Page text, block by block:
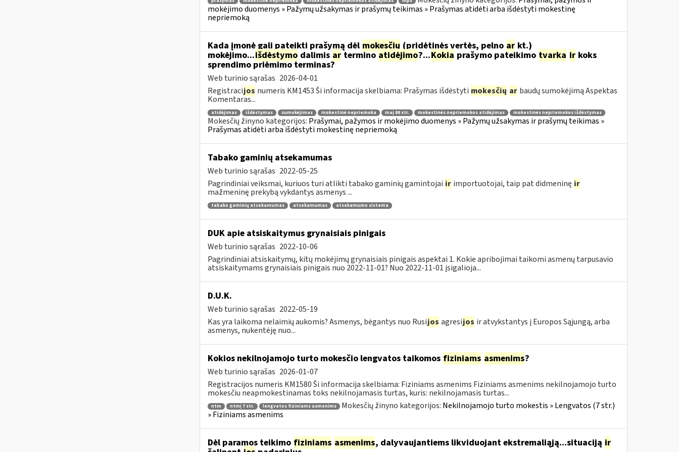
mokėjimo duomenys » Pažymų užsakymas ir prašymų teikimas » Prašymas atidėti arba išdėstyti mokestinę
nepriemoką
Kada įmonė gali pateikti prašymą dėl mokesčių(pridėtinės vertės, pelno arkt.)
mokėjimo...išdėstymo dalimis arterminoatidėjimo?...Kokia prašymo pateikimo tvarka irkoks
sprendimo priėmimo terminas?
Web turinio sąrašas 2026-04-01
Registracijos numeris KM1453 Ši informacija skelbiama: Prašymas išdėstyti mokesčių ar baudų sumokėjimą Aspektas
Komentaras...
atidėjimas išdėstymas sumokėjimas mokestinė nepriemoka maį 88 str. mokestinės nepriemokos atidėjimas mokestinės nepriemokos išdėstymas
Mokesčių žinyno kategorijos: Prašymai, pažymos ir mokėjimo duomenys » Pažymų užsakymas ir prašymų teikimas »
Prašymas atidėti arba išdėstyti mokestinę nepriemoką
Tabako gaminių atsekamumas
Web turinio sąrašas 2022-05-25
Pagrindiniai veiksmai, kuriuos turi atlikti tabako gaminių gamintojai ir importuotojai, taip pat didmeninę ir
mažmeninę prekybą vykdantys asmenys ...
tabako gaminių atsekamumas atsekamumas atsekamumo sistema
DUK apie atsiskaitymus grynaisiais pinigais
Web turinio sąrašas 2022-10-06
Pagrindiniai atsiskaitymų, kitų mokėjimų grynaisiais pinigais aspektai 1. Kokie apribojimai taikomi asmenų tarpusavio
atsiskaitymams grynaisiais pinigais nuo 2022-11-01? Nuo 2022-11-01 įsigalioja...
D.U.K.
Web turinio sąrašas 2022-05-19
Kas yra laikoma nelaimių aukomis? Asmenys, bėgantys nuo Rusijos agresijos ir atvykstantys į Europos Sąjungą, arba
asmenys, nukentėję nuo...
Kokios nekilnojamojo turto mokesčio lengvatos taikomos fiziniams asmenims?
Web turinio sąrašas 2026-01-07
Registracijos numeris KM1580 Ši informacija skelbiama: Fiziniams asmenims Fiziniams asmenims nekilnojamojo turto
mokesčiu neapmokestinamas toks nekilnojamasis turtas, kuris: nekilnojamasis turtas...
ntm ntmį 7 str. lengvatos fiziniams asmenims Mokesčių žinyno kategorijos: Nekilnojamojo turto mokestis » Lengvatos (7 str.)
» Fiziniams asmenims
Dėl paramos teikimo fiziniams asmenims, dalyvaujantiems likviduojant ekstremaliąją...situaciją ir